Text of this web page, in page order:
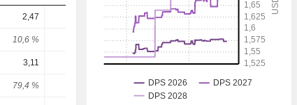
2,47 1,573 1,665 1,725
10,6 % 4,02 % 4,25 %
3,11 5,5 3,717
79,4 % 28,6 % 44,8 %